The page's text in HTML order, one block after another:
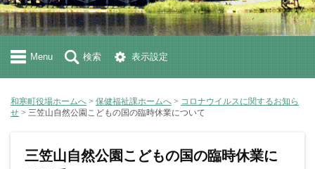
Menu 検索 表示設定
和寒町役場ホームへ > 保健福祉課ホームへ > コロナウイルスに関するお知ら
せ > 三笠山自然公園こどもの国の臨時休業について
三笠山自然公園こどもの国の臨時休業に